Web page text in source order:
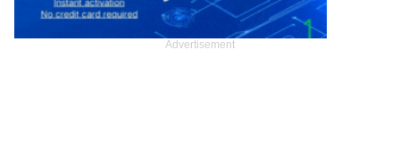
Advertisement